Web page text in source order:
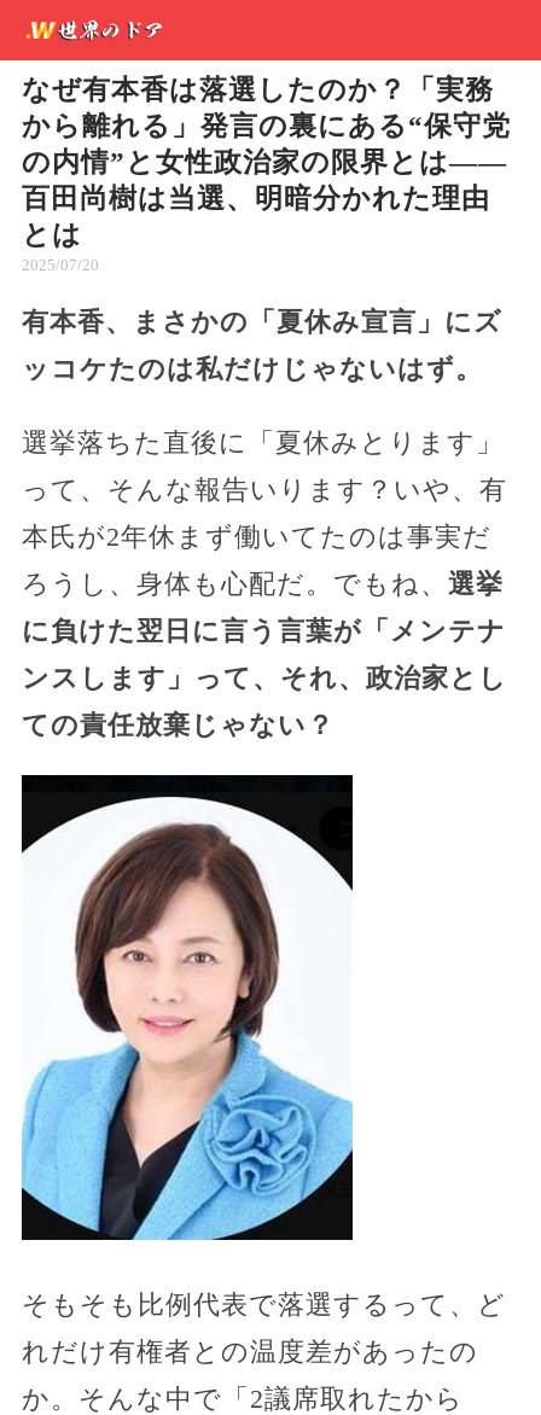
なぜ有本香は落選したのか？「実務
から離れる」発言の裏にある“保守党
の内情”と女性政治家の限界とは――
百田尚樹は当選、明暗分かれた理由
とは
2025/07/20
有本香、まさかの「夏休み宣言」にズ
ッコケたのは私だけじゃないはず。
選挙落ちた直後に「夏休みとります」
って、そんな報告いります？いや、有
本氏が2年休まず働いてたのは事実だ
ろうし、身体も心配だ。でもね、 選挙
に負けた翌日に言う言葉が「メンテナ
ンスします」って、それ、政治家とし
ての責任放棄じゃない？
そもそも比例代表で落選するって、ど
れだけ有権者との温度差があったの
か。そんな中で「2議席取れたから